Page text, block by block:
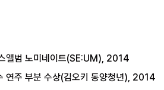
앨범 노미네이트(SE:UM), 2014
연주 부분 수상(김오키 동양청년), 2014